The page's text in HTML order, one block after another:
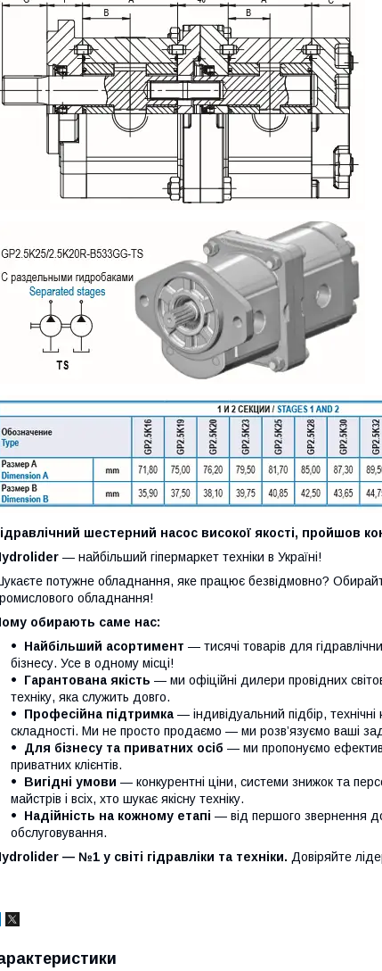
шестерний насос високої якості, пройшов
— найбільший гіпермаркет техніки в Україні!
потужне обладнання, яке працює безвідмовно?
обладнання!
обирають саме нас:
Найбільший асортимент — тисячі товарів для
бізнесу. Усе в одному місці!
Гарантована якість — ми офіційні дилери провідних
техніку, яка служить довго.
Професійна підтримка — індивідуальний підбір, технічні
складності. Ми не просто продаємо — ми розв’язуємо ваші
Для бізнесу та приватних осіб — ми пропонуємо
приватних клієнтів.
Вигідні умови — конкурентні ціни, системи знижок та
майстрів і всіх, хто шукає якісну техніку.
Надійність на кожному етапі — від першого звернення
обслуговування.
— №1 у світі гідравліки та техніки. Довіряйте